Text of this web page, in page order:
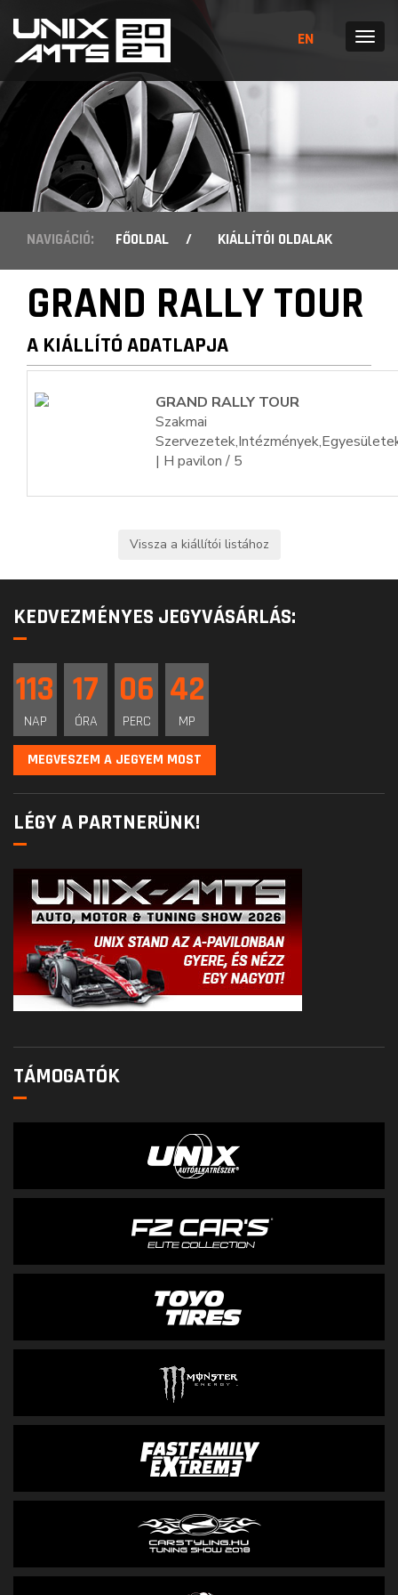
EN MENÜ
NAVIGÁCIÓ: FŐOLDAL / KIÁLLÍTÓI OLDALAK
GRAND RALLY TOUR
A KIÁLLÍTÓ ADATLAPJA
GRAND RALLY TOUR
Szakmai
| H pavilon / 5
KEDVEZMÉNYES JEGYVÁSÁRLÁS:
113
NAP
17
ÓRA
06
PERC
41
MP
MEGVESZEM A JEGYEM MOST
LÉGY A PARTNERÜNK!
TÁMOGATÓK